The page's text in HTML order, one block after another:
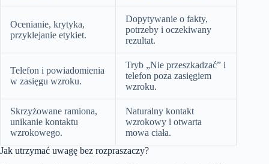
Ocenianie, krytyka,
przyklejanie etykiet.
Dopytywanie o fakty,
potrzeby i oczekiwany
rezultat.
Telefon i powiadomienia
w zasięgu wzroku.
Tryb „Nie przeszkadzać” i
telefon poza zasięgiem
wzroku.
Skrzyżowane ramiona,
unikanie kontaktu
wzrokowego.
Naturalny kontakt
wzrokowy i otwarta
mowa ciała.
Jak utrzymać uwagę bez rozpraszaczy?